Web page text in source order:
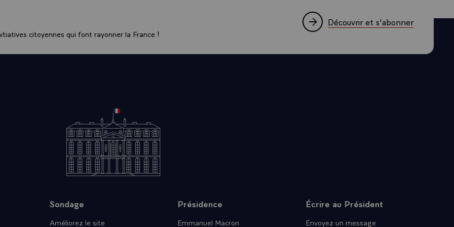
suppose l'élargissement de l'OTAN. La Russie, tout naturellement,
participante de ce mouvement. Et la paix en Europe, cela
c'est qu'un accord peut intervenir entre l'OTAN et la Russie avant le
le 7 juillet prochain, qui décidera très probablement du 1er
de l'OTAN. Et la France met toute sa force d'imagination et de
faciliter la mise en oeuvre le plus vite possible de cet accord. Et j'ai
Boris Eltsine tout à fait ouvert à un élargissement qu'il comprend,
naturellement que préalablement il puisse y avoir un accord entre
le sentiment que cet accord était possible, et possible avant la
(suite sur l'élargissement de l'OTAN) Alors à partir de là, je répondrai
citoyennes qui font rayonner la France !
Découvrir et s'abonner
Sondage
Améliorez le site
Présidence
Emmanuel Macron
Écrire au Président
Envoyez un message